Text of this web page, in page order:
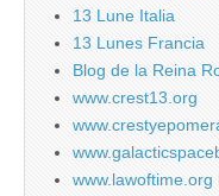
13 Lune Italia
13 Lunes Francia
Blog de la Reina
www.crest13.org
www.lawoftime.org